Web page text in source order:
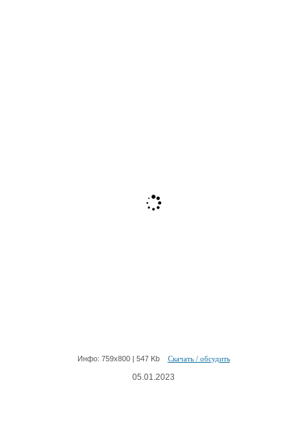
Инфо: 759х800 | 547 Kb Скачать / обсудить
05.01.2023